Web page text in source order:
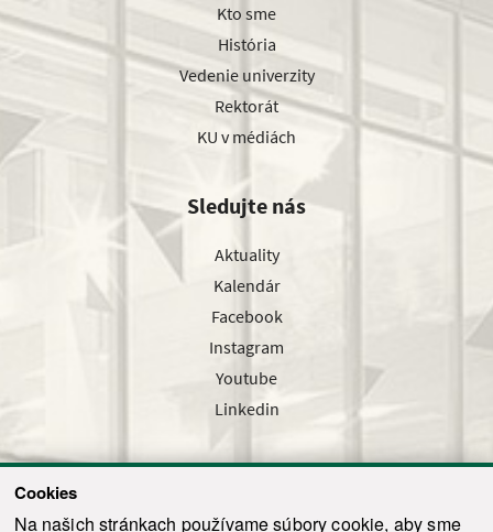
Cookies
Na našich stránkach používame súbory cookie, aby sme
Kto sme
História
Vedenie univerzity
Rektorát
KU v médiách
Sledujte nás
Aktuality
Kalendár
Facebook
Instagram
Youtube
Linkedin